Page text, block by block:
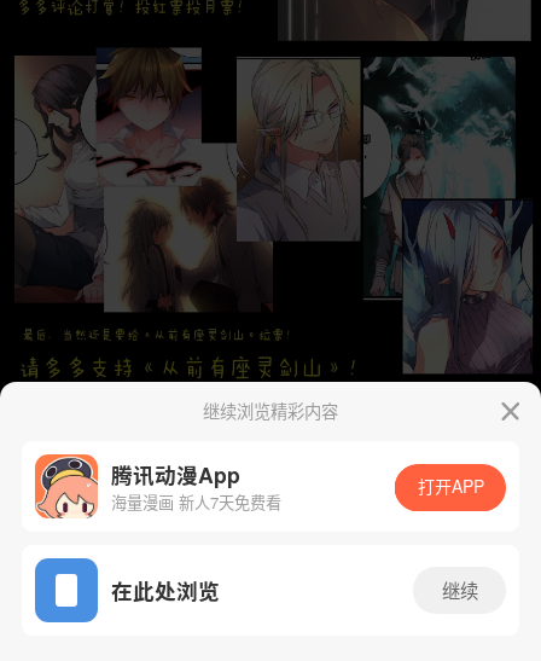
App免费看
下一话
继续浏览精彩内容
腾讯动漫App
海量漫画 新人7天免费看
打开APP
在此处浏览 继续